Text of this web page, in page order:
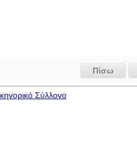
Πίσω
Σύλλογο